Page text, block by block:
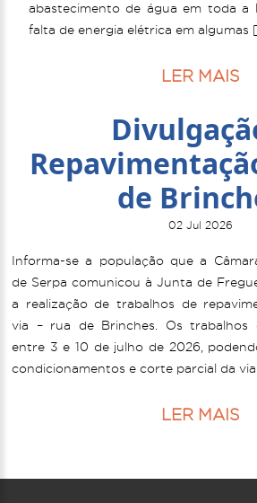
abastecimento de água em toda a
falta de energia elétrica em algumas
LER MAIS
de
02 Jul 2026
Informa-se a população que a
de Serpa comunicou à Junta de
a realização de trabalhos de
via – rua de Brinches. Os trabalhos
entre 3 e 10 de julho de 2026,
condicionamentos e corte parcial da via.
LER MAIS